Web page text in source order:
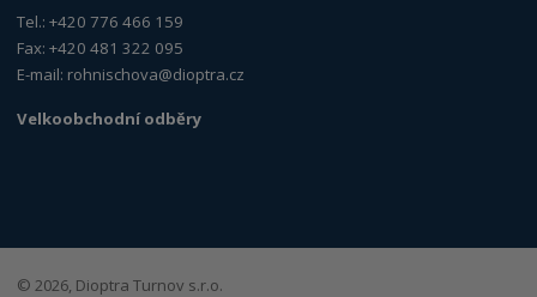
Tel.: +420 776 466 159
Fax: +420 481 322 095
E-mail: rohnischova@dioptra.cz
Velkoobchodní odběry
© 2026, Dioptra Turnov s.r.o.